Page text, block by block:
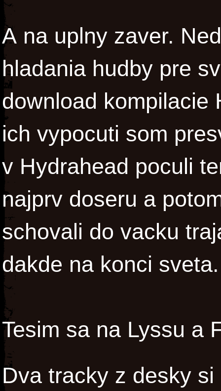
A na uplny zaver.
hladania hudby pre
download kompilacie
ich vypocuti som
v Hydrahead poculi
najprv doseru a
schovali do vacku
dakde na konci sveta.
Tesim sa na Lyssu a
Dva tracky z desky